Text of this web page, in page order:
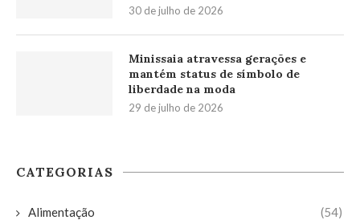
30 de julho de 2026
Minissaia atravessa gerações e
mantém status de símbolo de
liberdade na moda
29 de julho de 2026
CATEGORIAS
Alimentação (54)